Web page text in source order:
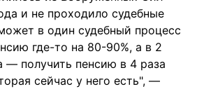
и не проходило судебные
в один судебный процесс
где-то на 80-90%, а в 2
— получить пенсию в 4 раза
сейчас у него есть", —